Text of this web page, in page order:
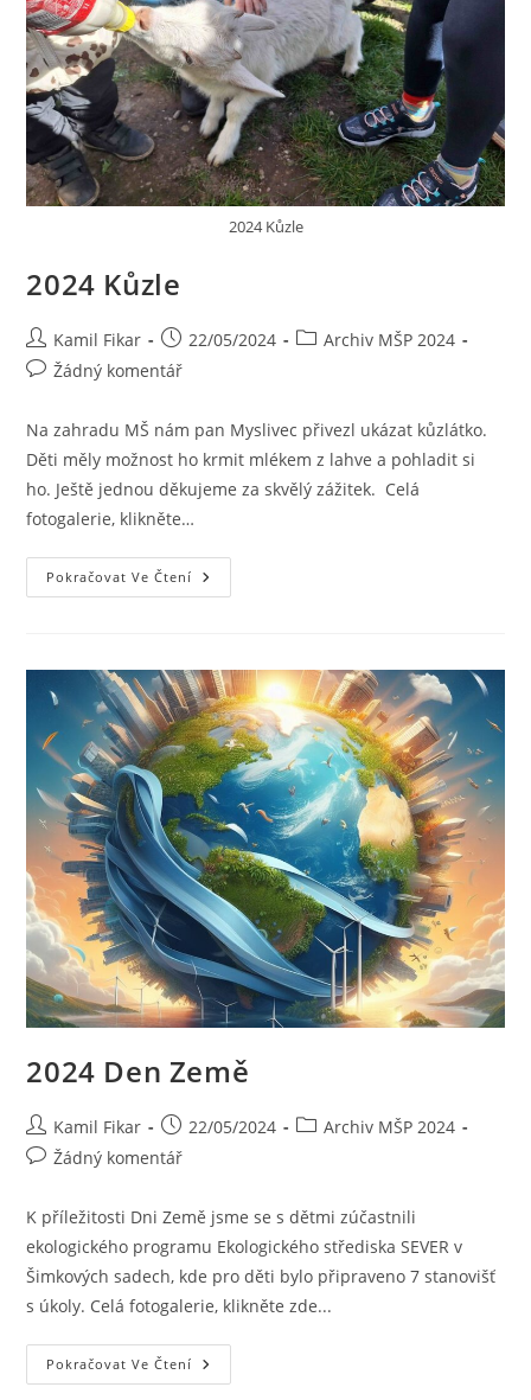
2024 Kůzle
2024 Kůzle
Kamil Fikar 22/05/2024
Archiv MŠP 2024
Žádný komentář
Na zahradu MŠ nám pan Myslivec přivezl ukázat kůzlátko.
Děti měly možnost ho krmit mlékem z lahve a pohladit si
ho. Ještě jednou děkujeme za skvělý zážitek. Celá
fotogalerie, klikněte…
Pokračovat Ve Čtení
2024 Den Země
Kamil Fikar 22/05/2024
Archiv MŠP 2024
Žádný komentář
K příležitosti Dni Země jsme se s dětmi zúčastnili
ekologického programu Ekologického střediska SEVER v
Šimkových sadech, kde pro děti bylo připraveno 7 stanovišť
s úkoly. Celá fotogalerie, klikněte zde...
Pokračovat Ve Čtení